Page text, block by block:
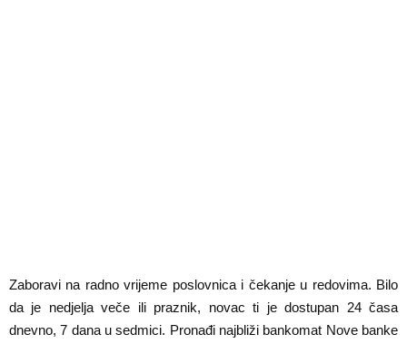
Zaboravi na radno vrijeme poslovnica i čekanje u redovima. Bilo
da je nedjelja veče ili praznik, novac ti je dostupan 24 časa
dnevno, 7 dana u sedmici. Pronađi najbliži bankomat Nove banke